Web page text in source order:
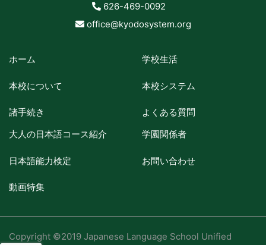
626-469-0092
office@kyodosystem.org
ホーム
本校について
諸手続き
学校生活
本校システム
よくある質問
大人の日本語コース紹介
日本語能力検定
動画特集
学園関係者
お問い合わせ
Copyright ©2019 Japanese Language School Unified